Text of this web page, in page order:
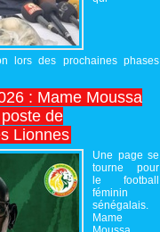
lors des prochaines phases
: Mame Moussa
de
Lionnes
Une page se
tourne pour
le football
féminin
sénégalais.
Mame